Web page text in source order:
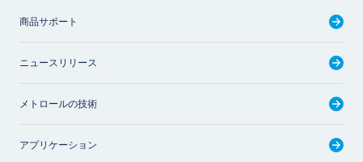
商品サポート
ニュースリリース
メトロールの技術
アプリケーション